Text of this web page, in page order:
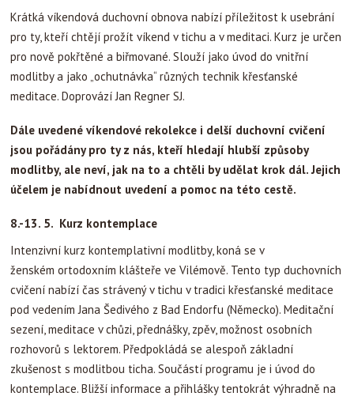
Krátká víkendová duchovní obnova nabízí příležitost k usebrání
pro ty, kteří chtějí prožít víkend v tichu a v meditaci. Kurz je určen
pro nově pokřtěné a biřmované. Slouží jako úvod do vnitřní
modlitby a jako „ochutnávka“ různých technik křesťanské
meditace. Doprovází Jan Regner SJ.
Dále uvedené víkendové rekolekce i delší duchovní cvičení
jsou pořádány pro ty z nás, kteří hledají hlubší způsoby
modlitby, ale neví, jak na to a chtěli by udělat krok dál. Jejich
účelem je nabídnout uvedení a pomoc na této cestě.
8.-13. 5. Kurz kontemplace
Intenzivní kurz kontemplativní modlitby, koná se v
ženském ortodoxním klášteře ve Vilémově. Tento typ duchovních
cvičení nabízí čas strávený v tichu v tradici křesťanské meditace
pod vedením Jana Šedivého z Bad Endorfu (Německo). Meditační
sezení, meditace v chůzi, přednášky, zpěv, možnost osobních
rozhovorů s lektorem. Předpokládá se alespoň základní
zkušenost s modlitbou ticha. Součástí programu je i úvod do
kontemplace. Bližší informace a přihlášky tentokrát výhradně na